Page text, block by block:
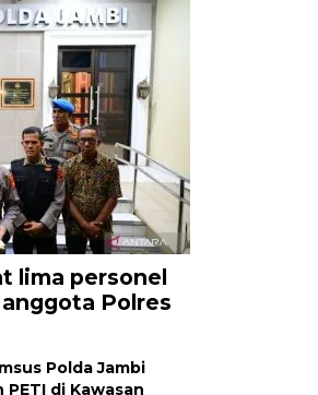
lima personel
Polres
Polda Jambi
di Kawasan